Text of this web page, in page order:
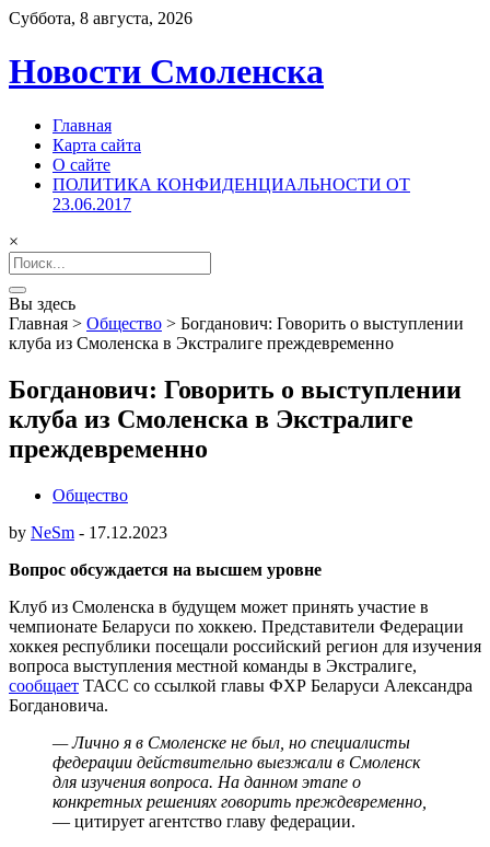
Суббота, 8 августа, 2026
Новости Смоленска
Главная
Карта сайта
О сайте
ПОЛИТИКА КОНФИДЕНЦИАЛЬНОСТИ ОТ
23.06.2017
×
Search
for:
Вы здесь
Главная > Общество > Богданович: Говорить о выступлении
клуба из Смоленска в Экстралиге преждевременно
Богданович: Говорить о выступлении
клуба из Смоленска в Экстралиге
преждевременно
Общество
by NeSm - 17.12.2023
Вопрос обсуждается на высшем уровне
Клуб из Смоленска в будущем может принять участие в
чемпионате Беларуси по хоккею. Представители Федерации
хоккея республики посещали российский регион для изучения
вопроса выступления местной команды в Экстралиге,
сообщает ТАСС со ссылкой главы ФХР Беларуси Александра
Богдановича.
— Лично я в Смоленске не был, но специалисты
федерации действительно выезжали в Смоленск
для изучения вопроса. На данном этапе о
конкретных решениях говорить преждевременно,
— цитирует агентство главу федерации.